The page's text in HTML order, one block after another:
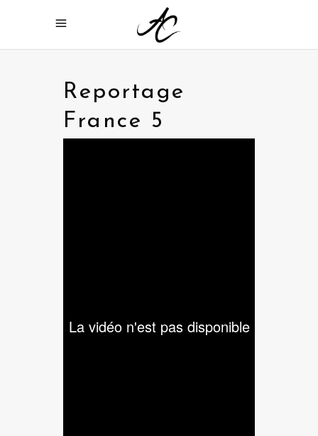
Reportage
France 5